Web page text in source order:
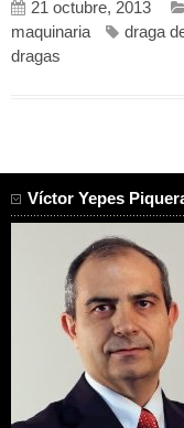
21 octubre, 2013
maquinaria
draga
dragas
Víctor Yepes